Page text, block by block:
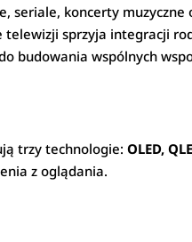
seriale, koncerty muzyczne
telewizji sprzyja integracji
budowania wspólnych
trzy technologie:OLED,
z oglądania.